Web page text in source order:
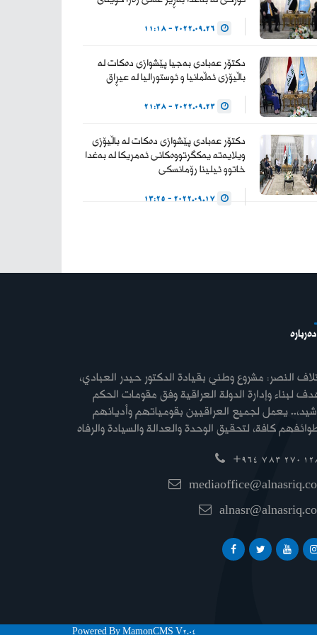
— Haider Al-Abadi
حيدر العبادي
January 23, 2026
دکتۆر عەبادی بەجیا پێشوازی دەکات لە
باڵیۆزی ئەڵمانیا و ئوستورالیا لە عیڕاق
دکتۆر عەبادی پێشوازی دەکات لە باڵیۆزی
ویلایەتە یەکگرتووەکانی ئەمریکا لە بەغدا
خاتوو ئیلینا رۆمانسکی
دەربارە
النصر: مشروع وطني بقيادة الدكتور حيدر العبادي،
لبناء وإدارة الدولة العراقية وفق مقومات الحكم
يعمل لجميع العراقيين بقومياتهم وأديانهم
+964 783 270